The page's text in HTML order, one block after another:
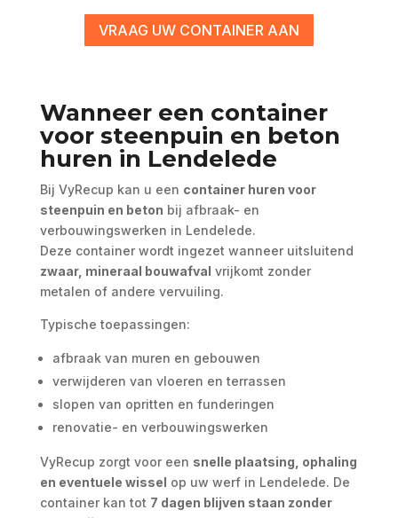
VRAAG UW CONTAINER AAN
Wanneer een container
voor steenpuin en beton
huren in Lendelede
Bij VyRecup kan u een container huren voor
steenpuin en beton bij afbraak- en
verbouwingswerken in Lendelede.
Deze container wordt ingezet wanneer uitsluitend
zwaar, mineraal bouwafval vrijkomt zonder
metalen of andere vervuiling.
Typische toepassingen:
afbraak van muren en gebouwen
verwijderen van vloeren en terrassen
slopen van opritten en funderingen
renovatie- en verbouwingswerken
VyRecup zorgt voor een snelle plaatsing, ophaling
en eventuele wissel op uw werf in Lendelede. De
container kan tot 7 dagen blijven staan zonder